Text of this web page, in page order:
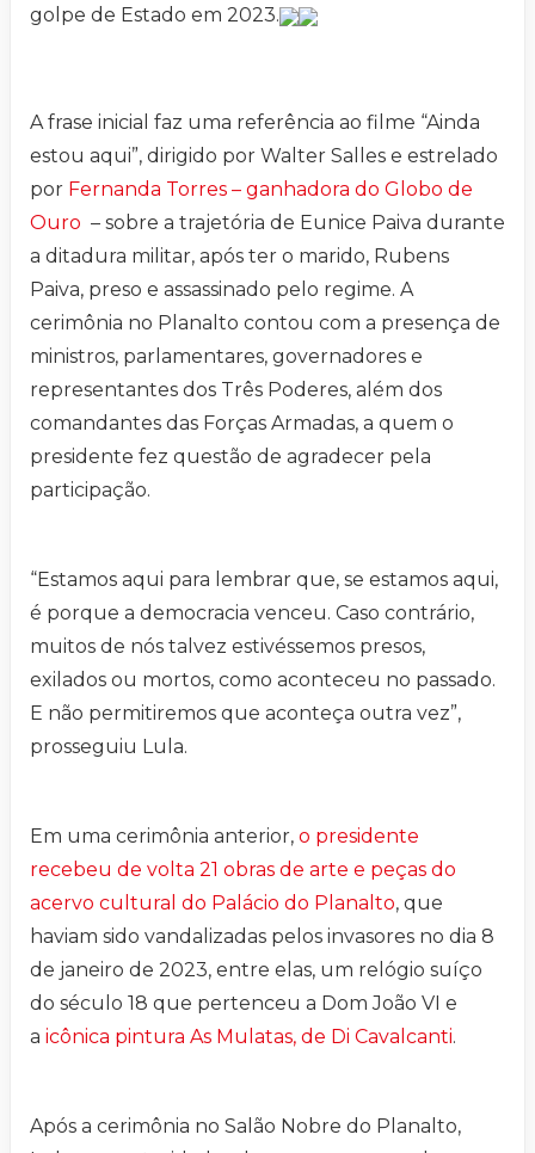
golpe de Estado em 2023.
A frase inicial faz uma referência ao filme “Ainda
estou aqui”, dirigido por Walter Salles e estrelado
por Fernanda Torres – ganhadora do Globo de
Ouro – sobre a trajetória de Eunice Paiva durante
a ditadura militar, após ter o marido, Rubens
Paiva, preso e assassinado pelo regime. A
cerimônia no Planalto contou com a presença de
ministros, parlamentares, governadores e
representantes dos Três Poderes, além dos
comandantes das Forças Armadas, a quem o
presidente fez questão de agradecer pela
participação.
“Estamos aqui para lembrar que, se estamos aqui,
é porque a democracia venceu. Caso contrário,
muitos de nós talvez estivéssemos presos,
exilados ou mortos, como aconteceu no passado.
E não permitiremos que aconteça outra vez”,
prosseguiu Lula.
Em uma cerimônia anterior, o presidente
recebeu de volta 21 obras de arte e peças do
acervo cultural do Palácio do Planalto, que
haviam sido vandalizadas pelos invasores no dia 8
de janeiro de 2023, entre elas, um relógio suíço
do século 18 que pertenceu a Dom João VI e
a icônica pintura As Mulatas, de Di Cavalcanti.
Após a cerimônia no Salão Nobre do Planalto,